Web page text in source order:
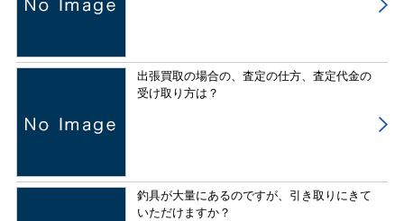
出張買取の場合の、査定の仕方、査定代金の
受け取り方は？
釣具が大量にあるのですが、引き取りにきて
いただけますか？